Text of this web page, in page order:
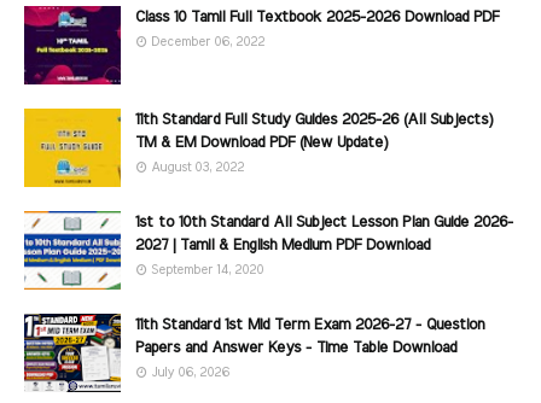
Class 10 Tamil Full Textbook 2025-2026 Download PDF
December 06, 2022
11th Standard Full Study Guides 2025-26 (All Subjects)
TM & EM Download PDF (New Update)
August 03, 2022
1st to 10th Standard All Subject Lesson Plan Guide 2026-
2027 | Tamil & English Medium PDF Download
September 14, 2020
11th Standard 1st Mid Term Exam 2026-27 - Question
Papers and Answer Keys - Time Table Download
July 06, 2026